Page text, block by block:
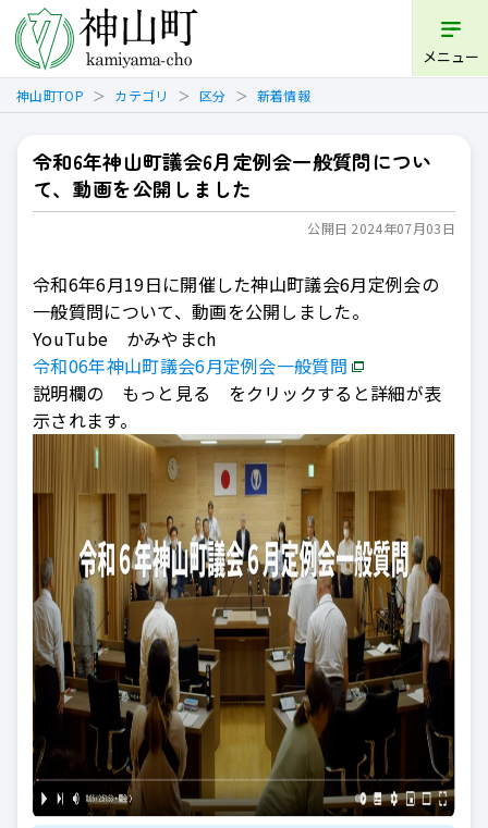
メニュー
神山町TOP カテゴリ 区分 新着情報
令和6年神山町議会6月定例会一般質問につい
て、動画を公開しました
公開日 2024年07月03日
令和6年6月19日に開催した神山町議会6月定例会の
一般質問について、動画を公開しました。
YouTube かみやまch
令和06年神山町議会6月定例会一般質問
説明欄の もっと見る をクリックすると詳細が表
示されます。